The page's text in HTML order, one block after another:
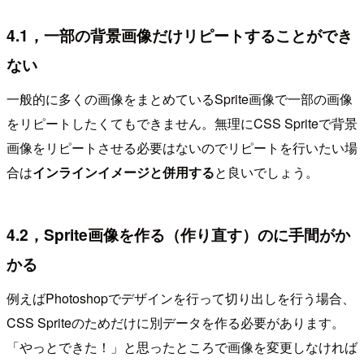
4.1，一部の背景画像だけリピートすることができ
ない
一般的に多くの画像をまとめているSprite画像で一部の画像
をリピートしたくてもできません。無理にCSS Spriteで背景
画像をリピートさせる必要はないのでリピートを行いたい場
合はインラインイメージと併用すると良いでしょう。
4.2，Sprite画像を作る（作り直す）のに手間がか
かる
例えばPhotoshopでデザインを行って切り出しを行う場合、
CSS Spriteのためだけに別データを作る必要があります。
「やっとできた！」と思ったところで画像を変更しなければ